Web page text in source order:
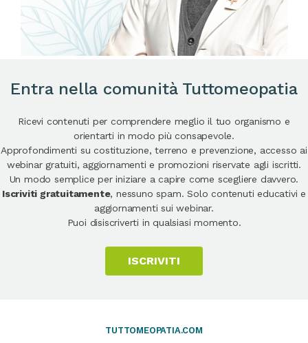
Entra nella comunità Tuttomeopatia
Ricevi contenuti per comprendere meglio il tuo organismo e
orientarti in modo più consapevole.
Approfondimenti su costituzione, terreno e prevenzione, accesso ai
webinar gratuiti, aggiornamenti e promozioni riservate agli iscritti.
Un modo semplice per iniziare a capire come scegliere davvero.
Iscriviti gratuitamente, nessuno spam. Solo contenuti educativi e
aggiornamenti sui webinar.
Puoi disiscriverti in qualsiasi momento.
ISCRIVITI
TUTTOMEOPATIA.COM